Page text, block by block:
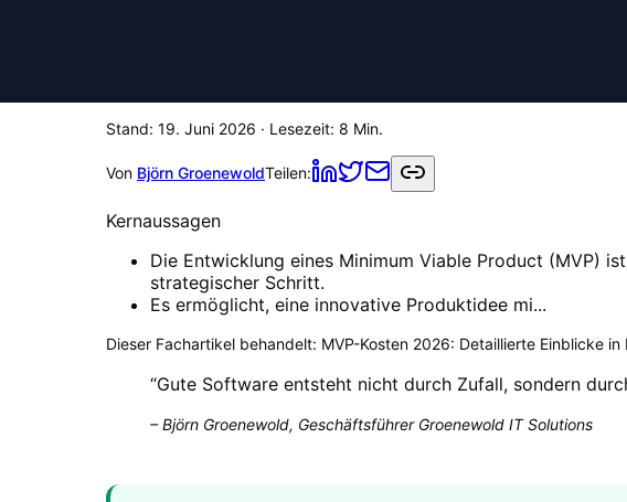
Stand: 19. Juni 2026 · Lesezeit: 8 Min.
Von Björn GroenewoldTeilen:
Kernaussagen
Die Entwicklung eines Minimum Viable Product (MVP)
strategischer Schritt.
Es ermöglicht, eine innovative Produktidee mi...
Dieser Fachartikel behandelt: MVP-Kosten 2026: Detaillierte Einblicke
“Gute Software entsteht nicht durch Zufall, sondern
–Björn Groenewold, Geschäftsführer Groenewold IT Solutions